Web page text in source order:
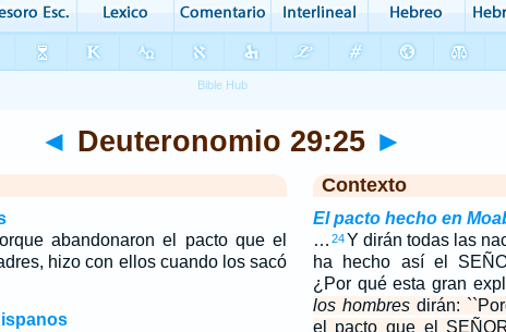
◄ Deuteronomio 29:25 ►
abandonaron el pacto que el
hizo con ellos cuando los sacó
Contexto
El pacto hecho en
… 24Y dirán todas las
ha hecho así el
¿Por qué esta gran
los hombresdirán:
el pacto que el